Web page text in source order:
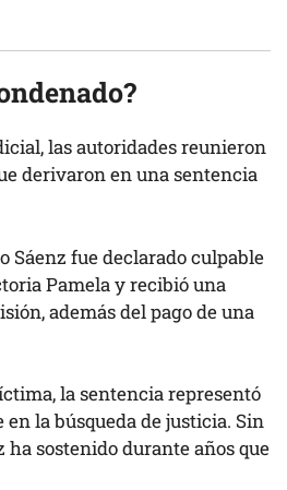
las autoridades reunieron
derivaron en una sentencia
Sáenz fue declarado culpable
Pamela y recibió una
además del pago de una
la sentencia representó
la búsqueda de justicia. Sin
ha sostenido durante años que